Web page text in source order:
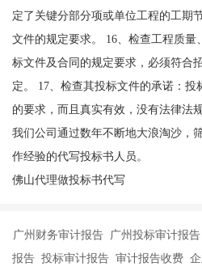
定了关键分部分项或单位工程的工期
文件的规定要求。 16、检查工程质量
标文件及合同的规定要求，必须符合
定。 17、检查其投标文件的承诺：
的要求，而且真实有效，没有法律法
我们公司通过数年不断地大浪淘沙，
作经验的代写投标书人员。
佛山代理做投标书代写
广州财务审计报告 广州投标审计报
报告 投标审计报告 审计报告收费